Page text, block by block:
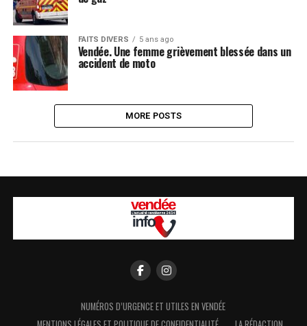
FAITS DIVERS 5 ans ago
Vendée. Une femme grièvement blessée dans un
accident de moto
MORE POSTS
NUMÉROS D’URGENCE ET UTILES EN VENDÉE